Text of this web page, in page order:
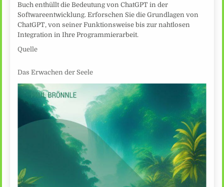
Buch enthüllt die Bedeutung von ChatGPT in der
Softwareentwicklung. Erforschen Sie die Grundlagen von
ChatGPT, von seiner Funktionsweise bis zur nahtlosen
Integration in Ihre Programmierarbeit.
Quelle
Das Erwachen der Seele